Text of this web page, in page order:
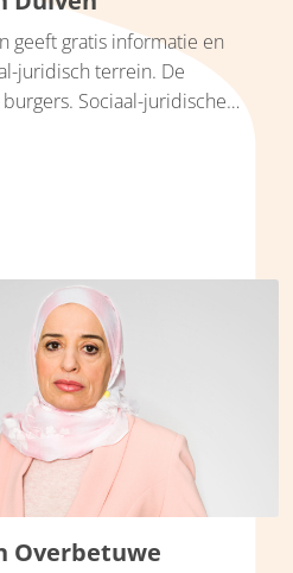
geeft gratis informatie en
juridisch terrein. De
Sociaal-juridische
advies en concrete
het schrijven van brieven en
en/of
op afspraak.
Overbetuwe